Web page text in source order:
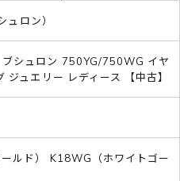
ロン）
ブシュロン 750YG/750WG イヤ
ジュエリー レディース 【中古】
ルド） K18WG（ホワイトゴー